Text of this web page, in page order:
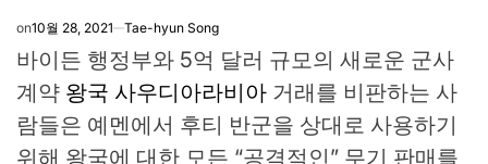
on10월 28, 2021 Tae-hyun Song
바이든 행정부와 5억 달러 규모의 새로운 군사
계약 왕국 사우디아라비아 거래를 비판하는 사
람들은 예멘에서 후티 반군을 상대로 사용하기
위해 왕국에 대한 모든 “공격적인” 무기 판매를